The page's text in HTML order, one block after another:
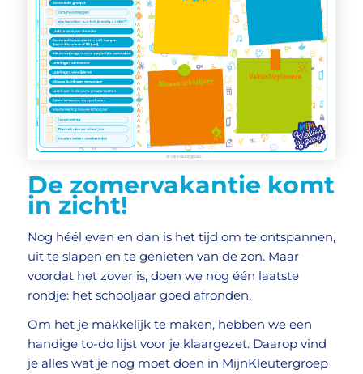
De zomervakantie komt
in zicht!
Nog héél even en dan is het tijd om te ontspannen,
uit te slapen en te genieten van de zon. Maar
voordat het zover is, doen we nog één laatste
rondje: het schooljaar goed afronden.
Om het je makkelijk te maken, hebben we een
handige to-do lijst voor je klaargezet. Daarop vind
je alles wat je nog moet doen in MijnKleutergroep